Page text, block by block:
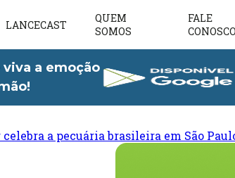
LANCECAST
QUEM
SOMOS
FALE
CONOSCO
viva a emoção
a pecuária brasileira em São